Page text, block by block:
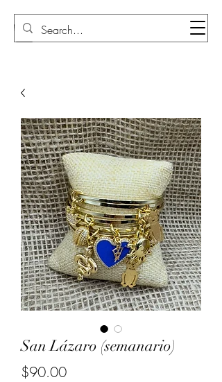
San Lázaro (semanario)
$90.00Price